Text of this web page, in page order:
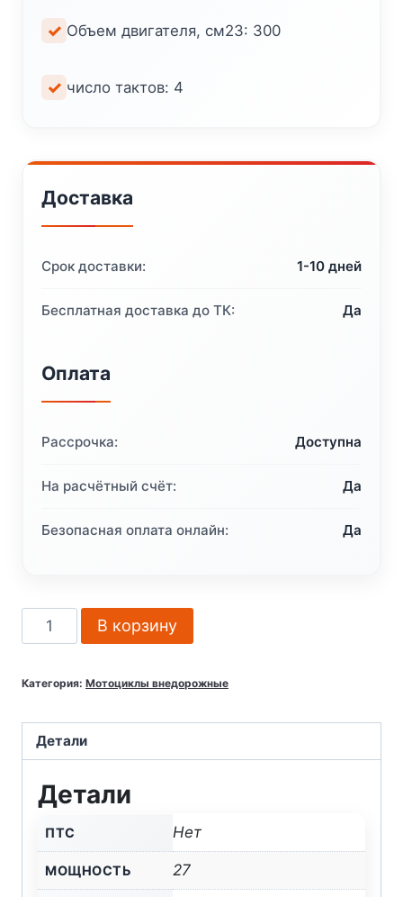
Объем двигателя, см23: 300
число тактов: 4
Доставка
Срок доставки: 1-10 дней
Бесплатная доставка до ТК: Да
Оплата
Рассрочка: Доступна
На расчётный счёт: Да
Безопасная оплата онлайн: Да
Количество
товара
кроссовый
BSE
T7
Flash
Sport
В корзину
Категория: Мотоциклы внедорожные
Детали
Детали
ПТС Нет
МОЩНОСТЬ 27